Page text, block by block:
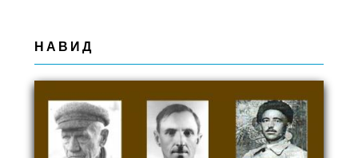
НАВИД